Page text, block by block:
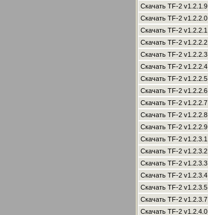
Скачать TF-2 v1.2.1.9
Скачать TF-2 v1.2.2.0
Скачать TF-2 v1.2.2.1
Скачать TF-2 v1.2.2.2
Скачать TF-2 v1.2.2.3
Скачать TF-2 v1.2.2.4
Скачать TF-2 v1.2.2.5
Скачать TF-2 v1.2.2.6
Скачать TF-2 v1.2.2.7
Скачать TF-2 v1.2.2.8
Скачать TF-2 v1.2.2.9
Скачать TF-2 v1.2.3.1
Скачать TF-2 v1.2.3.2
Скачать TF-2 v1.2.3.3
Скачать TF-2 v1.2.3.4
Скачать TF-2 v1.2.3.5
Скачать TF-2 v1.2.3.7
Скачать TF-2 v1.2.4.0